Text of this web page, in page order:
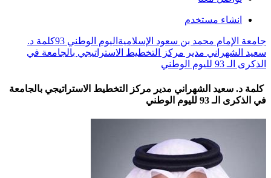
انشاء مستخدم
جامعة الإمام محمد بن سعود الإسلامية اليوم الوطني 93
كلمة د.
سعيد الشهراني مدير مركز التخطيط الاستراتيجي بالجامعة​ في
الذكرى الـ 93 لليوم الوطني
كلمة د. سعيد الشهراني مدير مركز التخطيط الاستراتيجي بالجامعة​
في الذكرى الـ 93 لليوم الوطني